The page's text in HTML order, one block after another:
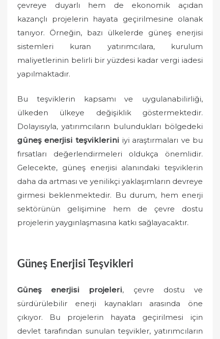
çevreye duyarlı hem de ekonomik açıdan
kazançlı projelerin hayata geçirilmesine olanak
tanıyor. Örneğin, bazı ülkelerde güneş enerjisi
sistemleri kuran yatırımcılara, kurulum
maliyetlerinin belirli bir yüzdesi kadar vergi iadesi
yapılmaktadır.
Bu teşviklerin kapsamı ve uygulanabilirliği,
ülkeden ülkeye değişiklik göstermektedir.
Dolayısıyla, yatırımcıların bulundukları bölgedeki
güneş enerjisi teşviklerini iyi araştırmaları ve bu
fırsatları değerlendirmeleri oldukça önemlidir.
Gelecekte, güneş enerjisi alanındaki teşviklerin
daha da artması ve yenilikçi yaklaşımların devreye
girmesi beklenmektedir. Bu durum, hem enerji
sektörünün gelişimine hem de çevre dostu
projelerin yaygınlaşmasına katkı sağlayacaktır.
Güneş Enerjisi Teşvikleri
Güneş enerjisi projeleri, çevre dostu ve
sürdürülebilir enerji kaynakları arasında öne
çıkıyor. Bu projelerin hayata geçirilmesi için
devlet tarafından sunulan teşvikler, yatırımcıların